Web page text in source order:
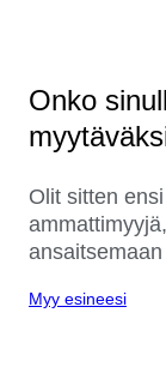
Onko
Olit sitten
Myy esineesi